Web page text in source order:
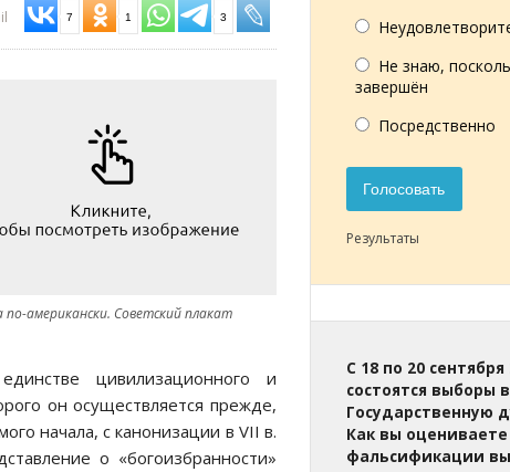
7 1 3
по-американски. Советский плакат
цивилизационного и
он осуществляется прежде,
начала, с канонизации в VII в.
о «богоизбранности»
Не знаю,
завершён
Посредственно
Голосовать
Результаты
С 18 по 20 сентября
состоятся выборы в
Государственную
Как вы
фальсификации